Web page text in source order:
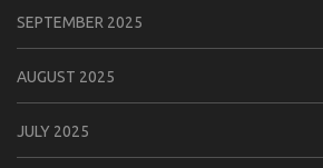
SEPTEMBER 2025
AUGUST 2025
JULY 2025